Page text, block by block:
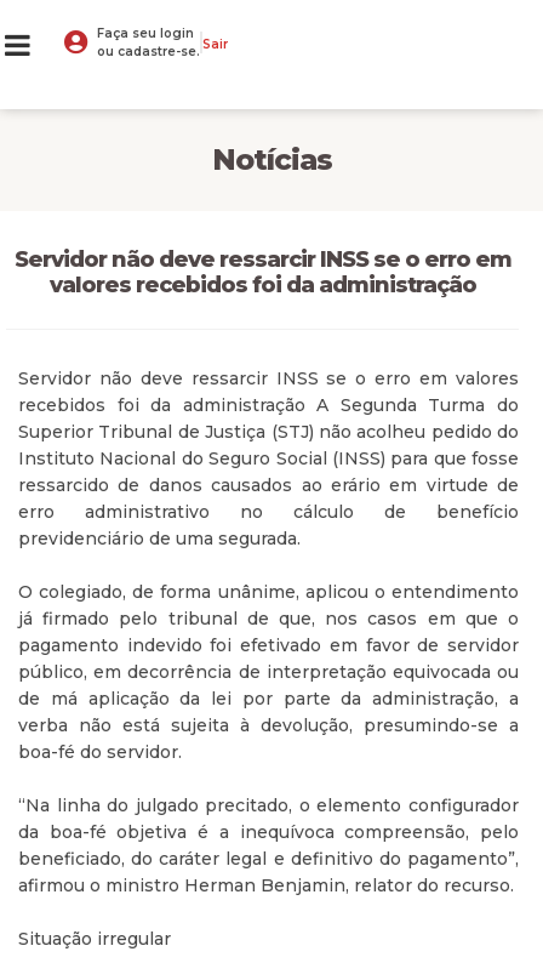
Faça seu login
ou cadastre-se. Sair
Notícias
Servidor não deve ressarcir INSS se o erro em
valores recebidos foi da administração
Servidor não deve ressarcir INSS se o erro em valores
recebidos foi da administração A Segunda Turma do
Superior Tribunal de Justiça (STJ) não acolheu pedido do
Instituto Nacional do Seguro Social (INSS) para que fosse
ressarcido de danos causados ao erário em virtude de
erro administrativo no cálculo de benefício
previdenciário de uma segurada.
O colegiado, de forma unânime, aplicou o entendimento
já firmado pelo tribunal de que, nos casos em que o
pagamento indevido foi efetivado em favor de servidor
público, em decorrência de interpretação equivocada ou
de má aplicação da lei por parte da administração, a
verba não está sujeita à devolução, presumindo-se a
boa-fé do servidor.
“Na linha do julgado precitado, o elemento configurador
da boa-fé objetiva é a inequívoca compreensão, pelo
beneficiado, do caráter legal e definitivo do pagamento”,
afirmou o ministro Herman Benjamin, relator do recurso.
Situação irregular